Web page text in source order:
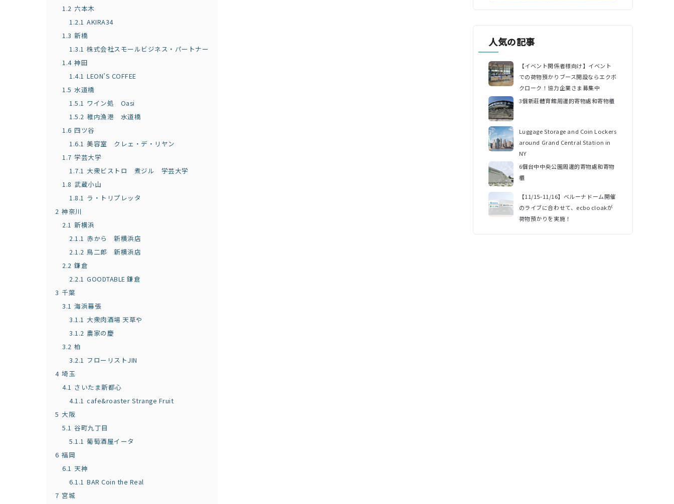
1.2 六本木
1.2.1 AKIRA34
1.3 新橋
1.3.1 株式会社スモールビジネス・パートナー
1.4 神田
1.4.1 LEON’S COFFEE
1.5 水道橋
1.5.1 ワイン処 Oasi
1.5.2 稚内漁港 水道橋
1.6 四ツ谷
1.6.1 美容室 クレェ・デ・リヤン
1.7 学芸大学
1.7.1 大衆ビストロ 煮ジル 学芸大学
1.8 武蔵小山
1.8.1 ラ・トリプレッタ
2 神奈川
2.1 新横浜
2.1.1 赤から 新横浜店
2.1.2 鳥二郎 新横浜店
2.2 鎌倉
2.2.1 GOODTABLE 鎌倉
3 千葉
3.1 海浜幕張
3.1.1 大衆肉酒場 天草や
3.1.2 農家の慶
3.2 柏
3.2.1 フローリストJIN
4 埼玉
4.1 さいたま新都心
4.1.1 cafe&roaster Strange Fruit
5 大阪
5.1 谷町九丁目
5.1.1 葡萄酒屋イータ
6 福岡
6.1 天神
6.1.1 BAR Coin the Real
7 宮城
人気の記事
【イベント関係者様向け】イベント
での荷物預かりブース開設ならエクボ
クローク！協力企業さま募集中
3個新莊體育館周邊的寄物處和寄物櫃
Luggage Storage and Coin Lockers
around Grand Central Station in
NY
6個台中中央公園周邊的寄物處和寄物
櫃
【11/15-11/16】ベルーナドーム開催
のライブに合わせて、ecbo cloakが
荷物預かりを実施！